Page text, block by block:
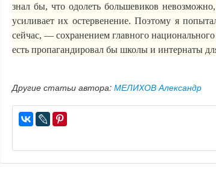
знал бы, что одолеть большевиков
усиливает их остервенение. Поэтому я
сейчас, — сохранением главного
есть пропагандировал бы школы и интернаты
Другие статьи автора: МЕЛИХОВ Александр